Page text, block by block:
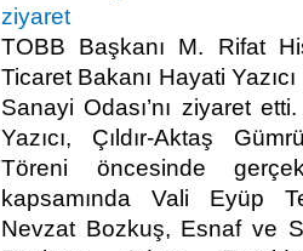
ziyaret
TOBB Başkanı M. Rifat
Ticaret Bakanı Hayati
Sanayi Odası’nı ziyaret
Yazıcı, Çıldır-Aktaş
Töreni öncesinde
kapsamında Vali Eyüp
Nevzat Bozkuş, Esnaf ve